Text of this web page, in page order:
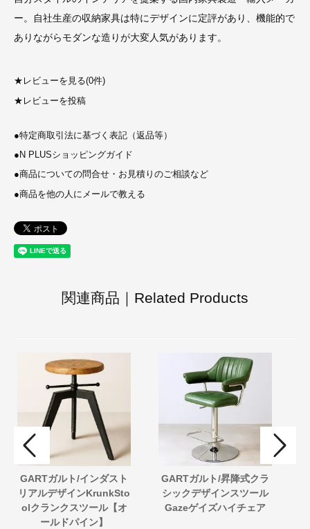
ー。自社生産の収納家具は特にデザインに定評があり、機能的で
ありながらモダンな造りが大変人気があります。
★ レビューを見る(0件)
★ レビューを投稿
●特定商取引法に基づく表記（返品等）
● N PLUSショッピングガイド
●商品についての問合せ・お見積りのご相談など
●商品を他の人にメールで教える
関連商品｜Related Products
GARTガルト/インダスト
リアルデザインKrunkSto
olクランクスツール【オ
ールドパイン】
GARTガルト/昇降式クラ
シックデザインスツール
Gazeゲイズハイチェア